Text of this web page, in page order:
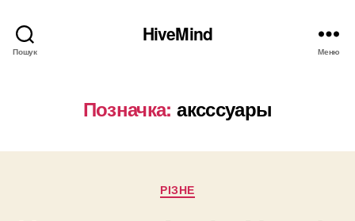
Пошук
HiveMind
Меню
Позначка: аксссуары
Категорії
РІЗНЕ